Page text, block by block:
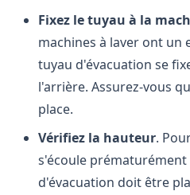
Fixez le tuyau à la
machines à laver ont un
tuyau d'évacuation se
l'arrière. Assurez-vous
place.
Vérifiez la hauteur.
s'écoule prématurément
d'évacuation doit être